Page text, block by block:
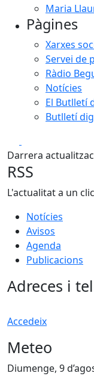
Maria
Pàgines
Xarxes
Servei de
Ràdio
Notícies
El Butlletí
Butlletí
Darrera
RSS
L'actualitat a un clic
Notícies
Avisos
Agenda
Publicacions
Adreces i
Accedeix
Meteo
Diumenge, 9